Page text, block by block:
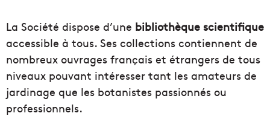
La Société dispose d’une bibliothèque scientifique
accessible à tous. Ses collections contiennent de
nombreux ouvrages français et étrangers de tous
niveaux pouvant intéresser tant les amateurs de
jardinage que les botanistes passionnés ou
professionnels.